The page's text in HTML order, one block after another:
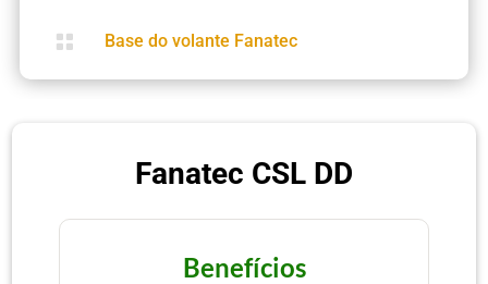
 Base do volante Fanatec
Fanatec CSL DD
Benefícios